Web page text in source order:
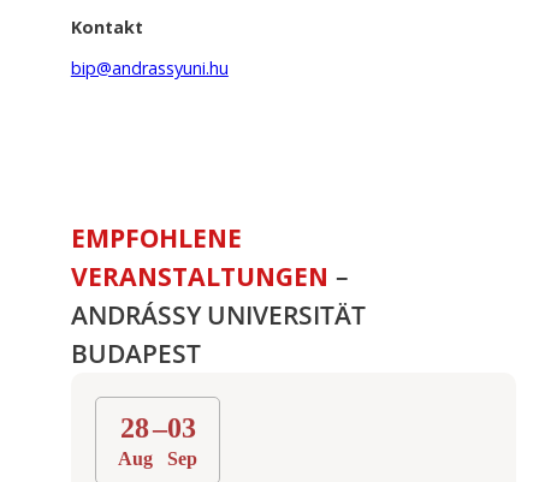
Kontakt
bip@andrassyuni.hu
EMPFOHLENE
VERANSTALTUNGEN –
ANDRÁSSY UNIVERSITÄT
BUDAPEST
28
Aug
–03
Sep